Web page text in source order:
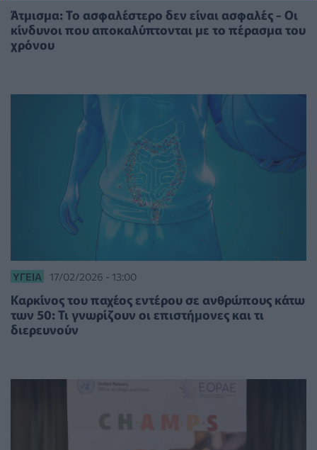
Άτμισμα: Το ασφαλέστερο δεν είναι ασφαλές - Οι
κίνδυνοι που αποκαλύπτονται με το πέρασμα του
χρόνου
ΥΓΕΊΑ 17/02/2026 - 13:00
Καρκίνος του παχέος εντέρου σε ανθρώπους κάτω
των 50: Τι γνωρίζουν οι επιστήμονες και τι
διερευνούν